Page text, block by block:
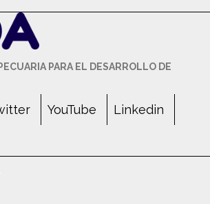
PARA EL DESARROLLO DE
YouTube Linkedin